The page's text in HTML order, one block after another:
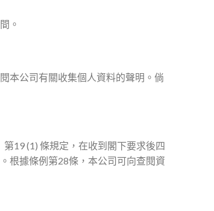
。
本公司有關收集個人資料的聲明。倘
19 (1) 條規定，在收到閣下要求後四
根據條例第28條，本公司可向查閱資